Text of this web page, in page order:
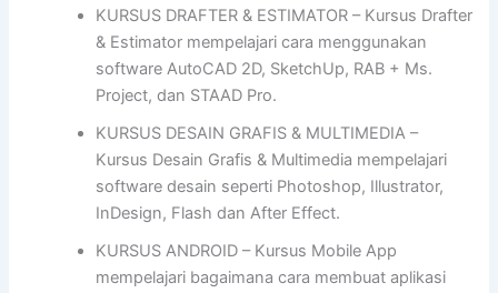
KURSUS DRAFTER & ESTIMATOR – Kursus Drafter
& Estimator mempelajari cara menggunakan
software AutoCAD 2D, SketchUp, RAB + Ms.
Project, dan STAAD Pro.
KURSUS DESAIN GRAFIS & MULTIMEDIA –
Kursus Desain Grafis & Multimedia mempelajari
software desain seperti Photoshop, Illustrator,
InDesign, Flash dan After Effect.
KURSUS ANDROID – Kursus Mobile App
mempelajari bagaimana cara membuat aplikasi